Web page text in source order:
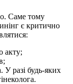
Саме тому
є критично
акту;
разі будь-яких